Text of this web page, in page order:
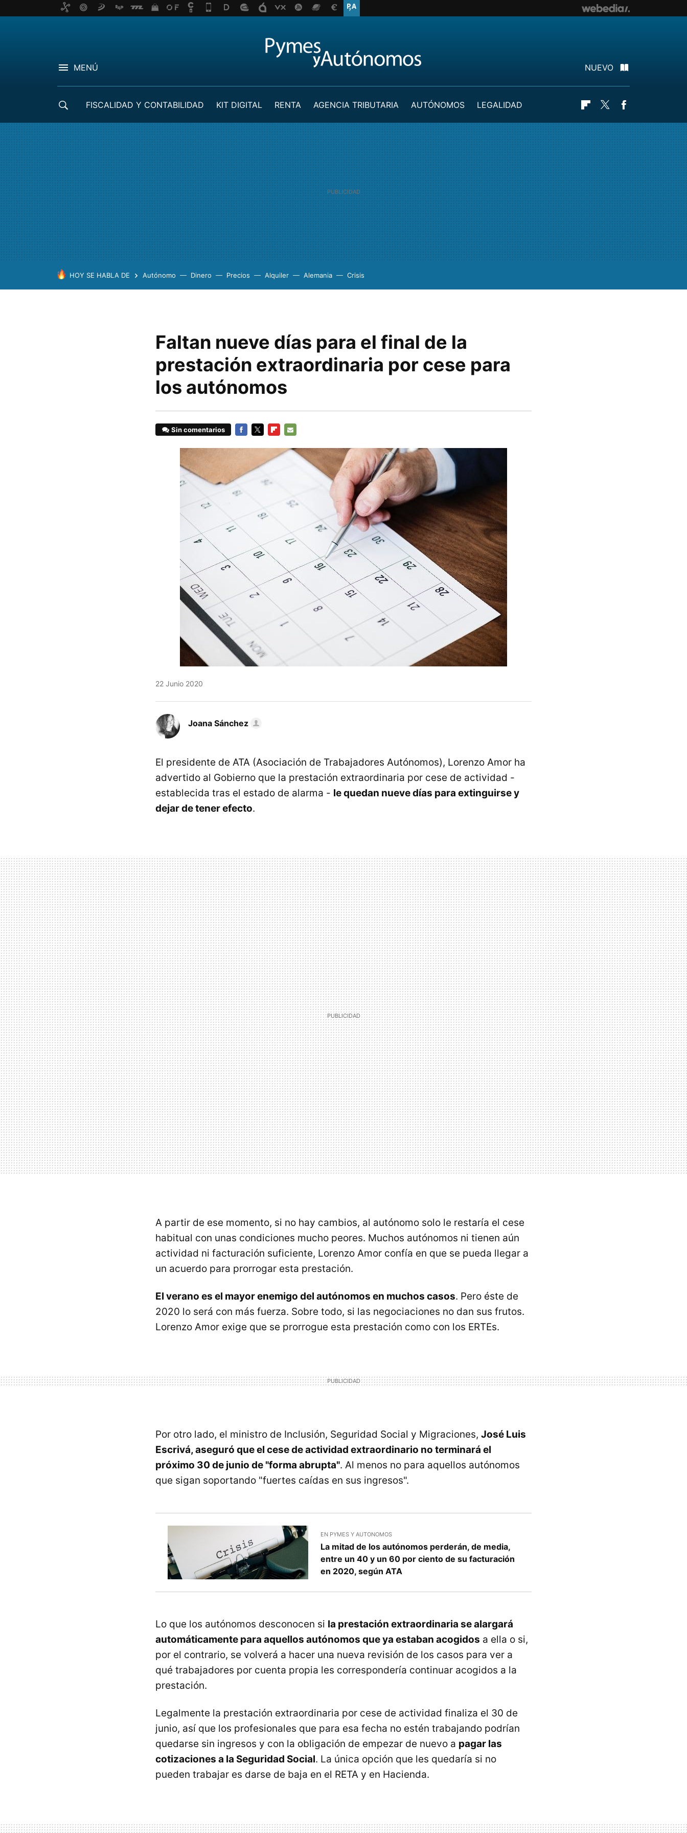
MENÚ NUEVO
FISCALIDAD Y CONTABILIDAD KIT DIGITAL RENTA AGENCIA TRIBUTARIA AUTÓNOMOS
LEGALIDAD
Flipboard
Twitter
HOY SE HABLA DE Autónomo Dinero Precios Alquiler Alemania Crisis
Faltan nueve días para el final de la
prestación extraordinaria por cese para
los autónomos
Sin comentarios
MAIL
22 Junio 2020
Joana Sánchez
El presidente de ATA (Asociación de Trabajadores Autónomos), Lorenzo Amor ha
advertido al Gobierno que la prestación extraordinaria por cese de actividad -
establecida tras el estado de alarma - le quedan nueve días para extinguirse y
dejar de tener efecto.
A partir de ese momento, si no hay cambios, al autónomo solo le restaría el cese
habitual con unas condiciones mucho peores. Muchos autónomos ni tienen aún
actividad ni facturación suficiente, Lorenzo Amor confía en que se pueda llegar a
un acuerdo para prorrogar esta prestación.
El verano es el mayor enemigo del autónomos en muchos casos. Pero éste de
2020 lo será con más fuerza. Sobre todo, si las negociaciones no dan sus frutos.
Lorenzo Amor exige que se prorrogue esta prestación como con los ERTEs.
Por otro lado, el ministro de Inclusión, Seguridad Social y Migraciones, José Luis
Escrivá, aseguró que el cese de actividad extraordinario no terminará el
próximo 30 de junio de "forma abrupta". Al menos no para aquellos autónomos
que sigan soportando "fuertes caídas en sus ingresos".
EN PYMES Y AUTONOMOS
La mitad de los autónomos perderán, de media,
entre un 40 y un 60 por ciento de su facturación
en 2020, según ATA
Lo que los autónomos desconocen si la prestación extraordinaria se alargará
automáticamente para aquellos autónomos que ya estaban acogidos a ella o si,
por el contrario, se volverá a hacer una nueva revisión de los casos para ver a
qué trabajadores por cuenta propia les correspondería continuar acogidos a la
prestación.
Legalmente la prestación extraordinaria por cese de actividad finaliza el 30 de
junio, así que los profesionales que para esa fecha no estén trabajando podrían
quedarse sin ingresos y con la obligación de empezar de nuevo a pagar las
cotizaciones a la Seguridad Social. La única opción que les quedaría si no
pueden trabajar es darse de baja en el RETA y en Hacienda.